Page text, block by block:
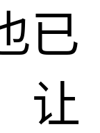
已
让